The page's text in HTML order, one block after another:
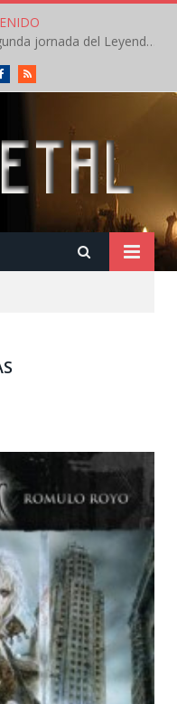
Crónica: Arch Enemy brilla en la segunda jornada del Leyendas del Rock – Jueves – Agosto 2026
FacebookRSS